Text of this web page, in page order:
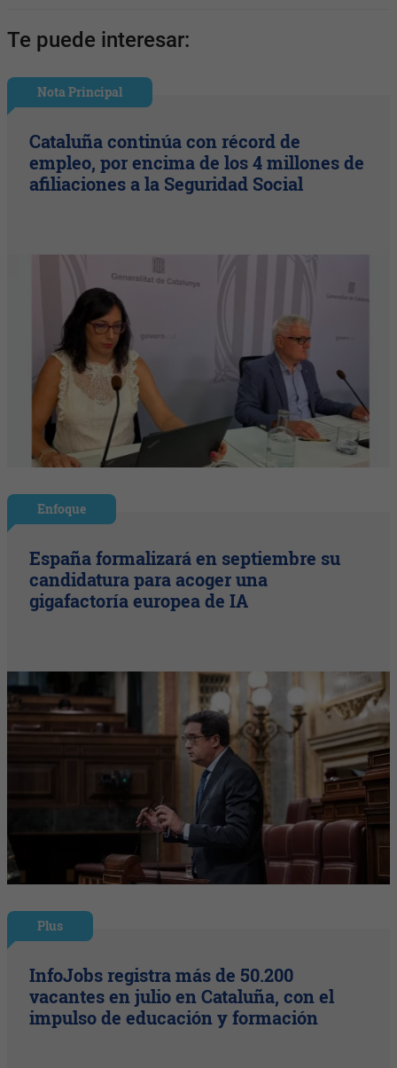
Te puede interesar:
Nota Principal
Cataluña continúa con récord de
empleo, por encima de los 4 millones de
afiliaciones a la Seguridad Social
Enfoque
España formalizará en septiembre su
candidatura para acoger una
gigafactoría europea de IA
Plus
InfoJobs registra más de 50.200
vacantes en julio en Cataluña, con el
impulso de educación y formación